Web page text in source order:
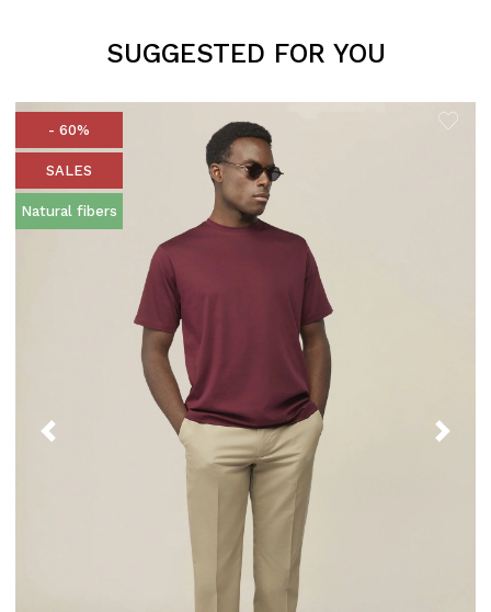
SUGGESTED FOR YOU
- 60%
SALES
Natural fibers